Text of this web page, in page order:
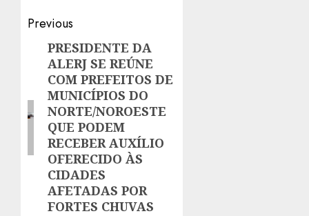
Post
navigation
Previous
Previous
post:
PRESIDENTE DA
ALERJ SE REÚNE
COM PREFEITOS DE
MUNICÍPIOS DO
NORTE/NOROESTE
QUE PODEM
RECEBER AUXÍLIO
OFERECIDO ÀS
CIDADES
AFETADAS POR
FORTES CHUVAS